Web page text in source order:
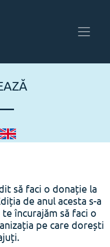
să faci o donație la
de anul acesta s-a
încurajăm să faci o
pe care dorești